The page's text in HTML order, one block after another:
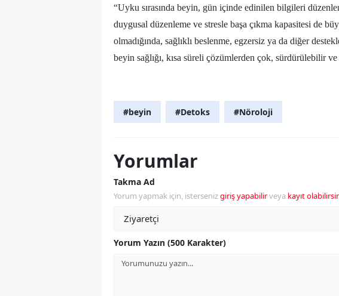
“Uyku sırasında beyin, gün içinde edinilen bilgileri
duygusal düzenleme ve stresle başa çıkma kapasitesi de
olmadığında, sağlıklı beslenme, egzersiz ya da diğer
beyin sağlığı, kısa süreli çözümlerden çok, sürdürülebilir
#beyin #Detoks #Nöroloji
Yorumlar
Takma Ad
Yorum yapmak için, istersenizgiriş yapabilirveya kayıt
Yorum Yazın (500 Karakter)